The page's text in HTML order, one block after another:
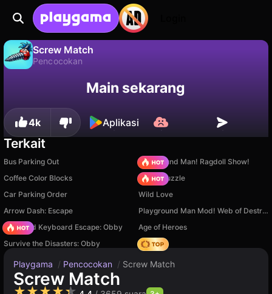
Screw Match
Pencocokan
Simpan progresnya!
Main sekarang
4k Aplikasi
Terkait
Bus Parking Out
Playground Man! Ragdoll Show!
Coffee Color Blocks
Arrow Puzzle
Car Parking Order
Wild Love
Arrow Dash: Escape
Playground Man Mod! Web of Destruction!
+1 Speed Keyboard Escape: Obby
Age of Heroes
Survive the Disasters: Obby
Hedgies
Playgama / Pencocokan / Screw Match
Screw Match